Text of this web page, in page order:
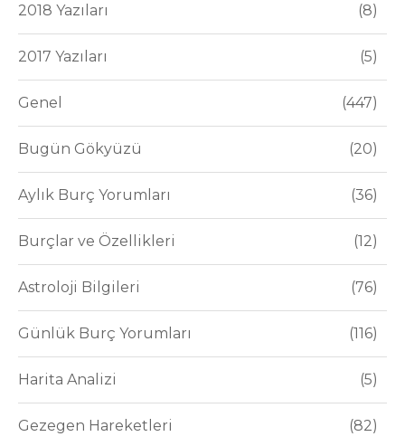
2018 Yazıları 8
2017 Yazıları 5
Genel 447
Bugün Gökyüzü 20
Aylık Burç Yorumları 36
Burçlar ve Özellikleri 12
Astroloji Bilgileri 76
Günlük Burç Yorumları 116
Harita Analizi 5
Gezegen Hareketleri 82